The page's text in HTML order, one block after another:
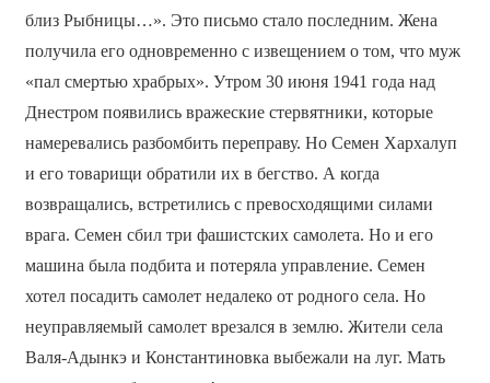
близ Рыбницы…». Это письмо стало последним. Жена
получила его одновременно с извещением о том, что муж
«пал смертью храбрых». Утром 30 июня 1941 года над
Днестром появились вражеские стервятники, которые
намеревались разбомбить переправу. Но Семен Хархалуп
и его товарищи обратили их в бегство. А когда
возвращались, встретились с превосходящими силами
врага. Семен сбил три фашистских самолета. Но и его
машина была подбита и потеряла управление. Семен
хотел посадить самолет недалеко от родного села. Но
неуправляемый самолет врезался в землю. Жители села
Валя-Адынкэ и Константиновка выбежали на луг. Мать